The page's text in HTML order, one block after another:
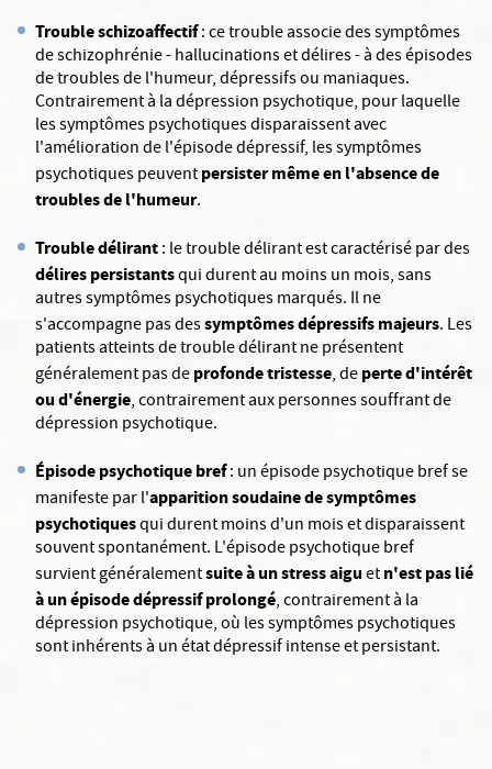
Trouble schizoaffectif: ce trouble associe des symptômes
de schizophrénie - hallucinations et délires - à des épisodes
de troubles de l'humeur, dépressifs ou maniaques.
Contrairement à la dépression psychotique, pour laquelle
les symptômes psychotiques disparaissent avec
l'amélioration de l'épisode dépressif, les symptômes
psychotiques peuventpersister même en l'absence de
troubles de l'humeur.
Trouble délirant: le trouble délirant est caractérisé par des
délires persistantsqui durent au moins un mois, sans
autres symptômes psychotiques marqués. Il ne
s'accompagne pas dessymptômes dépressifs majeurs. Les
patients atteints de trouble délirant ne présentent
généralement pas deprofonde tristesse, deperte d'intérêt
ou d'énergie, contrairement aux personnes souffrant de
dépression psychotique.
Épisode psychotique bref: un épisode psychotique bref se
manifeste par l'apparition soudaine de symptômes
psychotiquesqui durent moins d'un mois et disparaissent
souvent spontanément. L'épisode psychotique bref
survient généralementsuite à un stress aiguetn'est pas lié
à un épisode dépressif prolongé, contrairement à la
dépression psychotique, où les symptômes psychotiques
sont inhérents à un état dépressif intense et persistant.